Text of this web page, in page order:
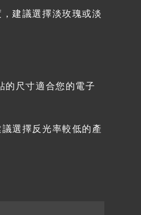
建議選擇淡玫瑰或淡
的尺寸適合您的電子
選擇反光率較低的產